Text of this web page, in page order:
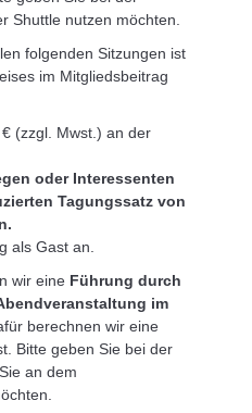
Shuttle nutzen möchten.
folgenden Sitzungen ist
im Mitgliedsbeitrag
(zzgl. Mwst.) an der
oder Interessenten
Tagungssatz von
als Gast an.
wir eine Führung durch
im
berechnen wir eine
Bitte geben Sie bei der
an dem